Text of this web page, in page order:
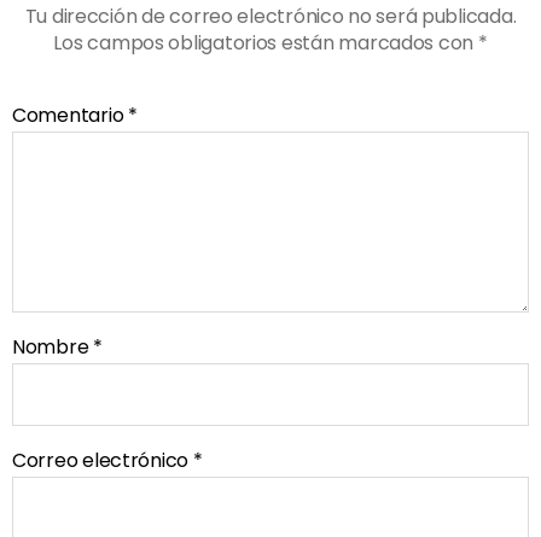
Tu dirección de correo electrónico no será publicada.
Los campos obligatorios están marcados con *
Comentario*
Nombre*
Correo electrónico *